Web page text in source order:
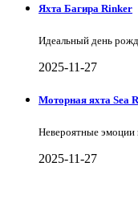
Яхта Багира Rinker
Идеальный день
2025-11-27
Моторная яхта Sea
Невероятные эмоции
2025-11-27